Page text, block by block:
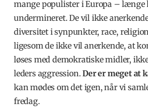
mange populister i Europa – længe
undermineret. De vil ikke
diversitet i synpunkter, race,
ligesom de ikke vil anerkende, at
løses med demokratiske midler,
leders aggression.Der er meget at
kan mødes om det igen, når vi
fredag.